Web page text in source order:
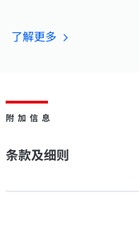
了解更多
附加信息
条款及细则